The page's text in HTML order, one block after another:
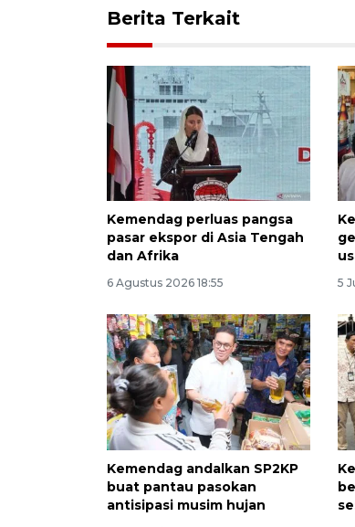
Berita Terkait
Kemendag perluas pangsa
pasar ekspor di Asia Tengah
dan Afrika
6 Agustus 2026 18:55 5
Kemendag andalkan SP2KP
buat pantau pasokan
antisipasi musim hujan